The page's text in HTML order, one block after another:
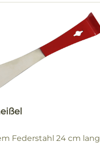
Federstahl 24 cm lang